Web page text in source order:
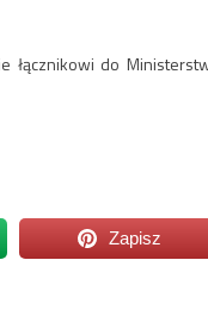
łącznikowi do
Zapisz